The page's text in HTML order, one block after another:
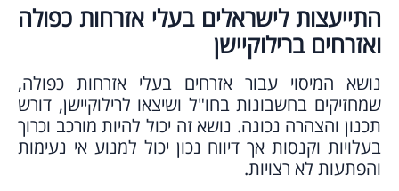
התייעצות לישראלים בעלי אזרחות כפולה
ואזרחים ברילוקיישן
נושא המיסוי עבור אזרחים בעלי אזרחות כפולה,
שמחזיקים בחשבונות בחו"ל ושיצאו לרילוקיישן, דורש
תכנון והצהרה נכונה. נושא זה יכול להיות מורכב וכרוך
בעלויות וקנסות אך דיווח נכון יכול למנוע אי נעימות
והפתעות לא רצויות.